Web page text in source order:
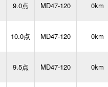
9.0点 MD47-120 0km
10.0点 MD47-120 0km
9.5点 MD47-120 0km